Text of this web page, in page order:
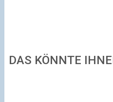
DAS KÖNNTE